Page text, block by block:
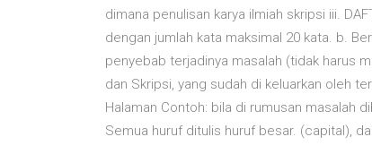
dimana penulisan karya ilmiah skripsi iii.
dengan jumlah kata maksimal 20 kata. b.
penyebab terjadinya masalah (tidak harus
dan Skripsi, yang sudah di keluarkan oleh
Halaman Contoh: bila di rumusan masalah
Semua huruf ditulis huruf besar. (capital),